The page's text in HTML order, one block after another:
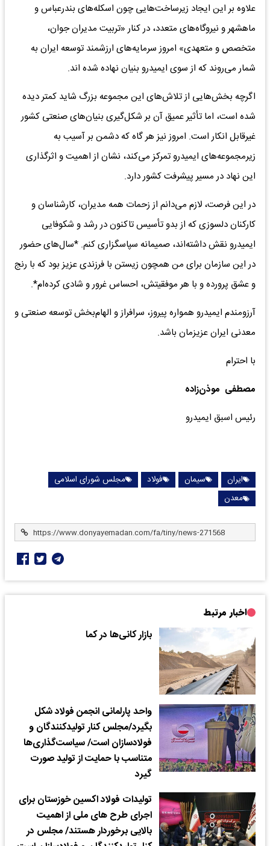
علاوه بر این ایجاد زیرساخت‌هایی چون اسکله‌های بندرعباس و
ماهشهر و نیروگاه‌های متعدد، در کنار «تربیت مدیران جوان،
متخصص و متعهدی» امروز سرمایه‌های ارزشمند توسعه ایران به
شمار می‌روند که از سوی ایمیدرو بنیان نهاده شده اند.
اگرچه بخش‌هایی از تلاش‌های این مجموعه بزرگ شاید کمتر دیده
شده است، اما تأثیر عمیق آن بر شکل‌گیری بنیان‌های صنعتی کشور
غیرقابل انکار است. امروز نیز هر گاه که دشمن بر آسیب به
زیرمجموعه‌های ایمیدرو تمرکز می‌کند، نشان از اهمیت و اثرگذاری
این نهاد در مسیر پیشرفت کشور دارد.
در این فرصت، لازم می‌دانم از زحمات همه مدیران، کارشناسان و
کارکنان دلسوزی که از بدو تأسیس تاکنون در رشد و شکوفایی
ایمیدرو نقش داشته‌اند، صمیمانه سپاسگزاری کنم. *سال‌های حضور
در این سازمان برای من همچون زیستن با فرزندی عزیز بود که با رنج
و عشق پرورده و با هر موفقیتش، احساس غرور و شادی کرده‌ام*.
آرزومندم ایمیدرو همواره پیروز، سرافراز و الهام‌بخش توسعه صنعتی و
معدنی ایران عزیزمان باشد.
با احترام
مصطفی موذن‌زاده
رئیس اسبق ایمیدرو
ایران سیمان فولاد
مجلس شورای اسلامی
معدن
اخبار مرتبط
بازار کانی‌ها در کما
واحد پارلمانی انجمن فولاد شکل
بگیرد/مجلس کنار تولیدکنندگان و
فولادسازان است/ سیاست‌گذاری‌ها
متناسب با حمایت از تولید صورت
گیرد
تولیدات فولاد اکسین خوزستان برای
اجرای طرح های ملی از اهمیت
بالایی برخوردار هستند/ مجلس در